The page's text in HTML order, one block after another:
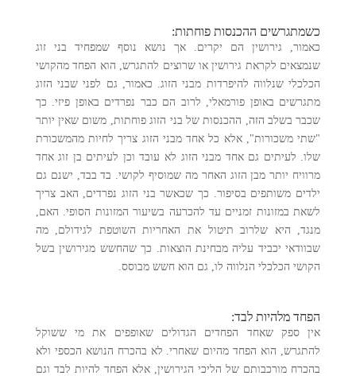
כשמתגרשים ההכנסות פוחתות:
כאמור, גירושין הם יקרים. אך נושא נוסף שמפחיד בני זוג
שנמצאים לקראת גירושין או שרוצים להתגרש, הוא הפחד מהקושי
הכלכלי שנלווה להיפרדות מבני הזוג. כאמור, גם לפני שבני הזוג
מתגרשים באופן פורמאלי, לרוב הם כבר נפרדים באופן פיזי. כך
שכבר בשלב הזה, ההכנסות של בני הזוג פוחתות, משום שאין יותר
"שתי משכורות", אלא כל אחד מבני הזוג צריך לחיות מהמשכורת
שלו. לעיתים גם אחד מבני הזוג לא עובד וכן לעיתים בן זוג אחד
מרוויח יותר מבן הזוג האחר מה שמוסיף לקושי. בד בבד, ישנם גם
ילדים משותפים בסיפור. כך שכאשר בני הזוג נפרדים, האב צריך
לשאת במזונות זמניים עד להכרעה בשיעור המזונות הסופי. האם,
מנגד, היא שלרוב תיטול את האחריות השוטפת לגידולם, מה
שבוודאי יכביד עליה מבחינת הוצאות. כך שהחשש מגירושין בשל
הקושי הכלכלי הנלווה לו, גם הוא חשש מבוסס.
הפחד מלהיות לבד:
אין ספק שאחד הפחדים הגדולים שאופפים את מי ששוקל
להתגרש, הוא הפחד מהיום שאחרי. לא בהכרח הנושא הכספי ולא
בהכרח מורכבותם של הליכי הגירושין, אלא הפחד להיות לבד וגם